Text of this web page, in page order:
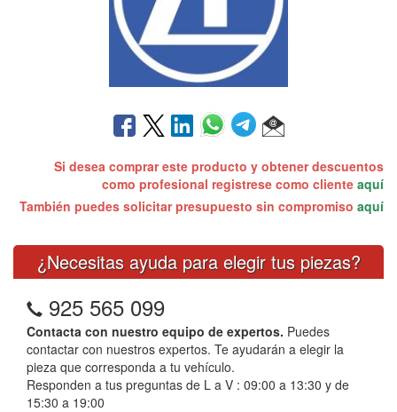
Si desea comprar este producto y obtener descuentos
como profesional registrese como cliente aquí
También puedes solicitar presupuesto sin compromiso aquí
¿Necesitas ayuda para elegir tus piezas?
925 565 099
Contacta con nuestro equipo de expertos. Puedes
contactar con nuestros expertos. Te ayudarán a elegir la
pieza que corresponda a tu vehículo.
Responden a tus preguntas de L a V : 09:00 a 13:30 y de
15:30 a 19:00